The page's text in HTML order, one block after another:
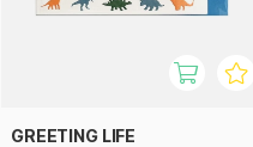
GREETING LIFE